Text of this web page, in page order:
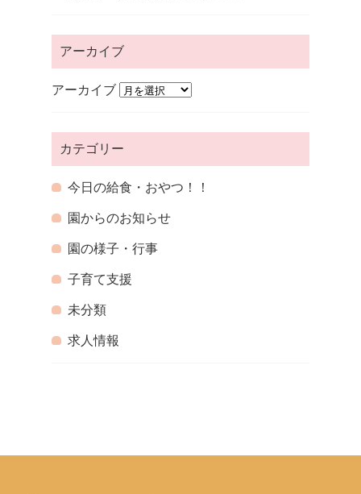
アーカイブ
アーカイブ
カテゴリー
今日の給食・おやつ！！
園からのお知らせ
園の様子・行事
子育て支援
未分類
求人情報